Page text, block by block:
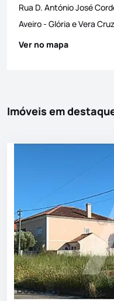
Rua D. António José
Aveiro- Glória e Vera Cruz
Ver no mapa
Imóveis em
Boost